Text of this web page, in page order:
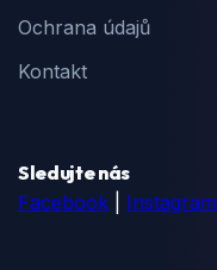
Ochrana údajů
Kontakt
Sledujte nás
Facebook
Instagram